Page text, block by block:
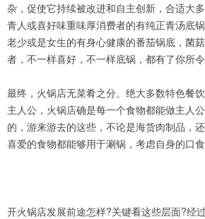
杂，促使它持续被改进和自主创新，合适大
青人或喜好味重味厚消费者的有纯正青汤底
老少或是女生的有身心健康的番茄锅底，菌
者，不一样喜好，不一样底锅，都有了你所令
最终，火锅店无菜肴之分。绝大多数特色餐
主人公，火锅店确是每一个食物都能做主人
的，游来游去的这些，不论是海货肉制品，
喜爱的食物都能够用于涮锅，考虑自身的口食
开火锅店发展前途怎样?关键看这些层面?经